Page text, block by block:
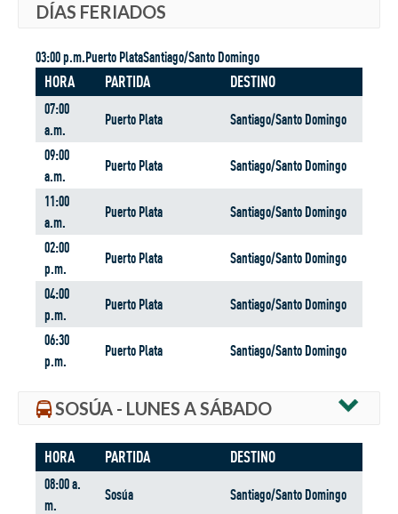
DÍAS FERIADOS
03:00 p.m.Puerto PlataSantiago/Santo Domingo
HORA PARTIDA DESTINO
07:00
a.m.
Puerto Plata Santiago/Santo Domingo
09:00
a.m.
Puerto Plata Santiago/Santo Domingo
11:00
a.m.
Puerto Plata Santiago/Santo Domingo
02:00
p.m.
Puerto Plata Santiago/Santo Domingo
04:00
p.m.
Puerto Plata Santiago/Santo Domingo
06:30
p.m.
Puerto Plata Santiago/Santo Domingo
SOSÚA - LUNES A SÁBADO
HORA PARTIDA DESTINO
08:00 a.
m.
Sosúa Santiago/Santo Domingo